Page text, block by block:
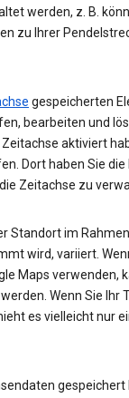
werden, z. B.
zu Ihrer
gespeicherten
bearbeiten und
aktiviert
Dort haben Sie die
Zeitachse zu
Standort im
wird, variiert.
Maps verwenden,
Wenn Sie Ihr
es vielleicht nur
gespeichert